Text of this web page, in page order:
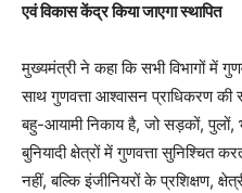
एवं विकास केंद्र किया जाएगा स्थापित
मुख्यमंत्री ने कहा कि सभी विभागों में
साथ गुणवत्ता आश्वासन प्राधिकरण
बहु-आयामी निकाय है, जो सड़कों,
बुनियादी क्षेत्रों में गुणवत्ता सुनिश्चित
नहीं, बल्कि इंजीनियरों के प्रशिक्षण,